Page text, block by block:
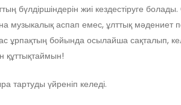
бүлдіршіндерін жиі кездестіруге
аспап емес, ұлттық мәдениет
ұрпақтың бойында осылайша сақталып,
құттықтаймын!
үйреніп келеді.